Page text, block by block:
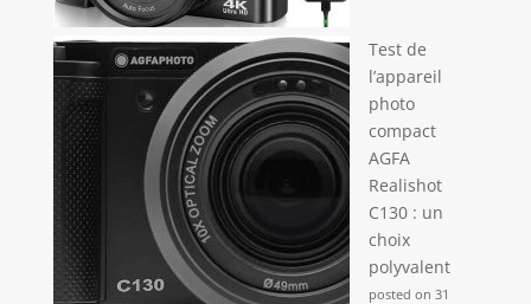
Test de
l’appareil
photo
compact
AGFA
Realishot
C130 : un
choix
polyvalent
posted on 31